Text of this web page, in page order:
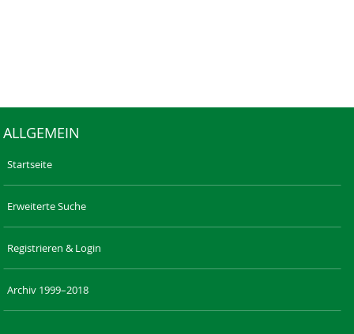
ALLGEMEIN
Startseite
Erweiterte Suche
Registrieren & Login
Archiv 1999–2018